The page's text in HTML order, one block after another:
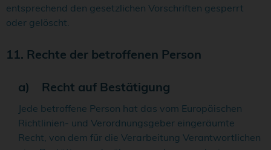
entsprechend den gesetzlichen Vorschriften gesperrt
oder gelöscht.
11. Rechte der betroffenen Person
a) Recht auf Bestätigung
Jede betroffene Person hat das vom Europäischen
Richtlinien- und Verordnungsgeber eingeräumte
Recht, von dem für die Verarbeitung Verantwortlichen